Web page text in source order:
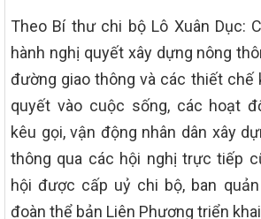
Theo Bí thư chi bộ Lô Xuân Dục:
hành nghị quyết xây dựng nông
đường giao thông và các thiết chế
quyết vào cuộc sống, các hoạt
kêu gọi, vận động nhân dân xây
thông qua các hội nghị trực tiếp
hội được cấp uỷ chi bộ, ban
đoàn thể bản Liên Phương triển